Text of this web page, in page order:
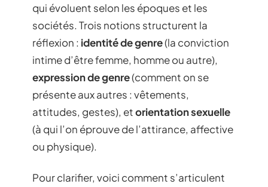
qui évoluent selon les époques et les
sociétés. Trois notions structurent la
réflexion : identité de genre(la conviction
intime d’être femme, homme ou autre),
expression de genre(comment on se
présente aux autres : vêtements,
attitudes, gestes), etorientation sexuelle
(à qui l’on éprouve de l’attirance, affective
ou physique).
Pour clarifier, voici comment s’articulent